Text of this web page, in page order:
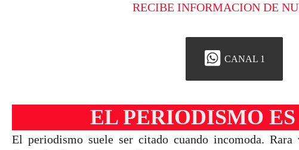
RECIBE INFORMACION DE
CANAL 1
EL PERIODISMO
El periodismo suele ser citado cuando incomoda.